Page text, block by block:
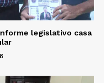
legislativo casa